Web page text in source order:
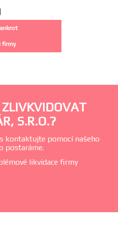
firmy
S.R.O.?
kontaktujte pomocí našeho
postaráme.
likvidace firmy